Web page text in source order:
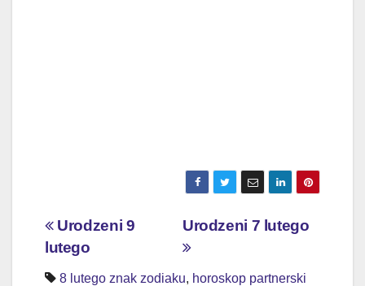
Nawigacja
wpisu
Urodzeni 7 lutego
Urodzeni 9
lutego
8 lutego znak zodiaku, horoskop partnerski